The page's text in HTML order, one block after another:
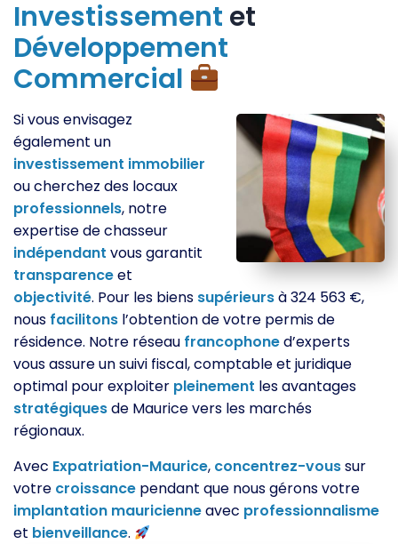
Investissement et
Développement
Commercial
Si vous envisagez
également un
investissement immobilier
ou cherchez des locaux
professionnels, notre
expertise de chasseur
indépendant vous garantit
transparenceet
objectivité. Pour les biens supérieursà 324 563 €,
nous facilitons l’obtention de votre permis de
résidence. Notre réseau francophoned’experts
vous assure un suivi fiscal, comptable et juridique
optimal pour exploiter pleinement les avantages
stratégiquesde Maurice vers les marchés
régionaux.
Avec Expatriation-Maurice, concentrez-voussur
votre croissance pendant que nous gérons votre
implantation mauricienneavec professionnalisme
et bienveillance.